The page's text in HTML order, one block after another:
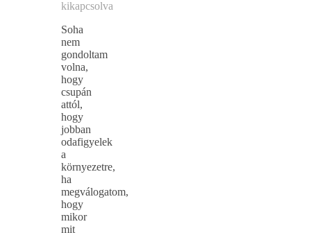
kikapcsolva
Soha
nem
gondoltam
volna,
hogy
csupán
attól,
hogy
jobban
odafigyelek
a
környezetre,
ha
megválogatom,
hogy
mikor
mit